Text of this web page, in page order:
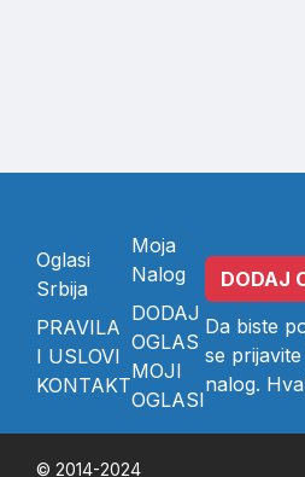
Oglasi
Srbija
PRAVILA
I USLOVI
KONTAKT
Moja
Nalog
DODAJ
OGLAS
MOJI
OGLASI
DODAJ
Da biste
se prijavite
nalog.
© 2014-2024